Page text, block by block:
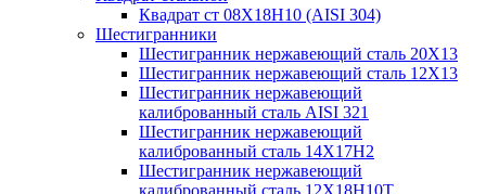
Квадрат ст 08Х18Н10 (AISI 304)
Шестигранники
Шестигранник нержавеющий сталь 20Х13
Шестигранник нержавеющий сталь 12Х13
Шестигранник нержавеющий
калиброванный сталь AISI 321
Шестигранник нержавеющий
калиброванный сталь 14Х17Н2
Шестигранник нержавеющий